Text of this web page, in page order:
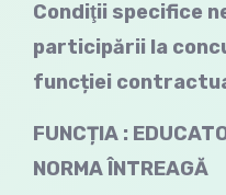
Condiţii specifice
participării la
funcției
FUNCȚIA :
NORMA ÎNTREAGĂ